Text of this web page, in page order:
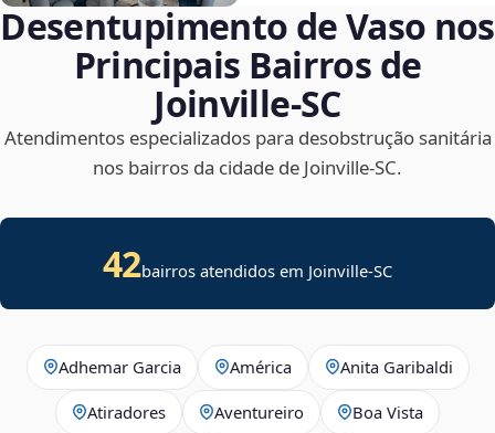
Desentupimento de Vaso nos
Principais Bairros de
Joinville‑SC
Atendimentos especializados para desobstrução sanitária
nos bairros da cidade de Joinville‑SC.
42bairros atendidos em Joinville-SC
Adhemar Garcia América Anita Garibaldi
Atiradores Aventureiro Boa Vista